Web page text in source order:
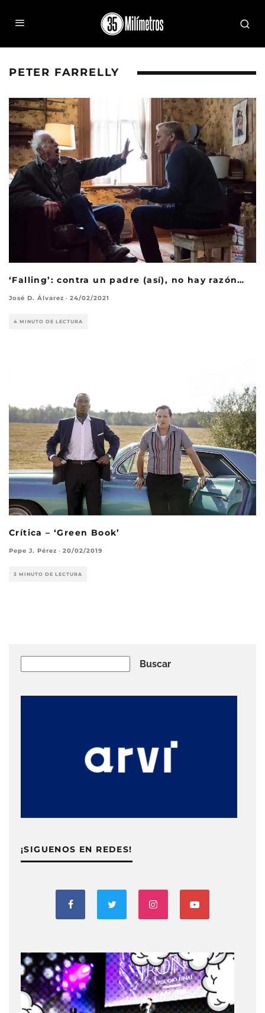
PETER FARRELLY
‘Falling’: contra un padre (así), no hay razón…
José D. Álvarez · 24/02/2021
4 MINUTO DE LECTURA
Crítica – ‘Green Book’
Pepe J. Pérez · 20/02/2019
3 MINUTO DE LECTURA
Buscar
¡SIGUENOS EN REDES!